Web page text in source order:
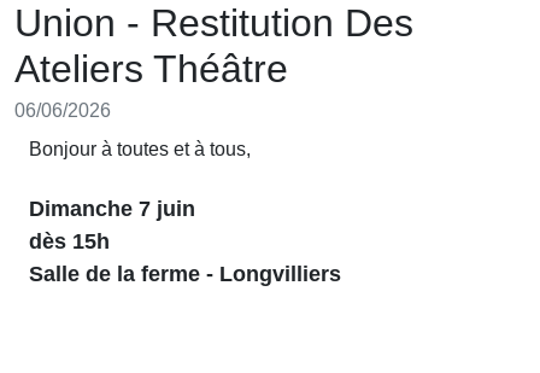
Union - Restitution Des
Ateliers Théâtre
06/06/2026
Bonjour à toutes et à tous,
Dimanche 7 juin
dès 15h
Salle de la ferme - Longvilliers